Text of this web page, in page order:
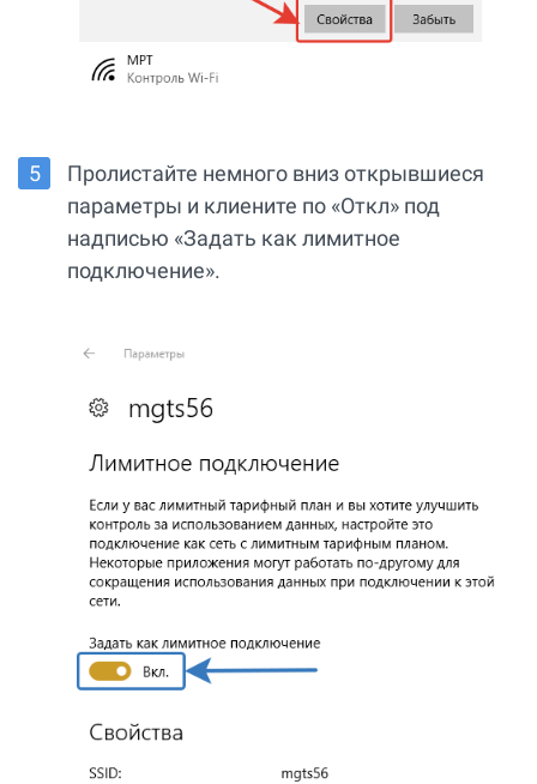
Пролистайте немного вниз открывшиеся
параметры и клиените по «Откл» под
надписью «Задать как лимитное
подключение».